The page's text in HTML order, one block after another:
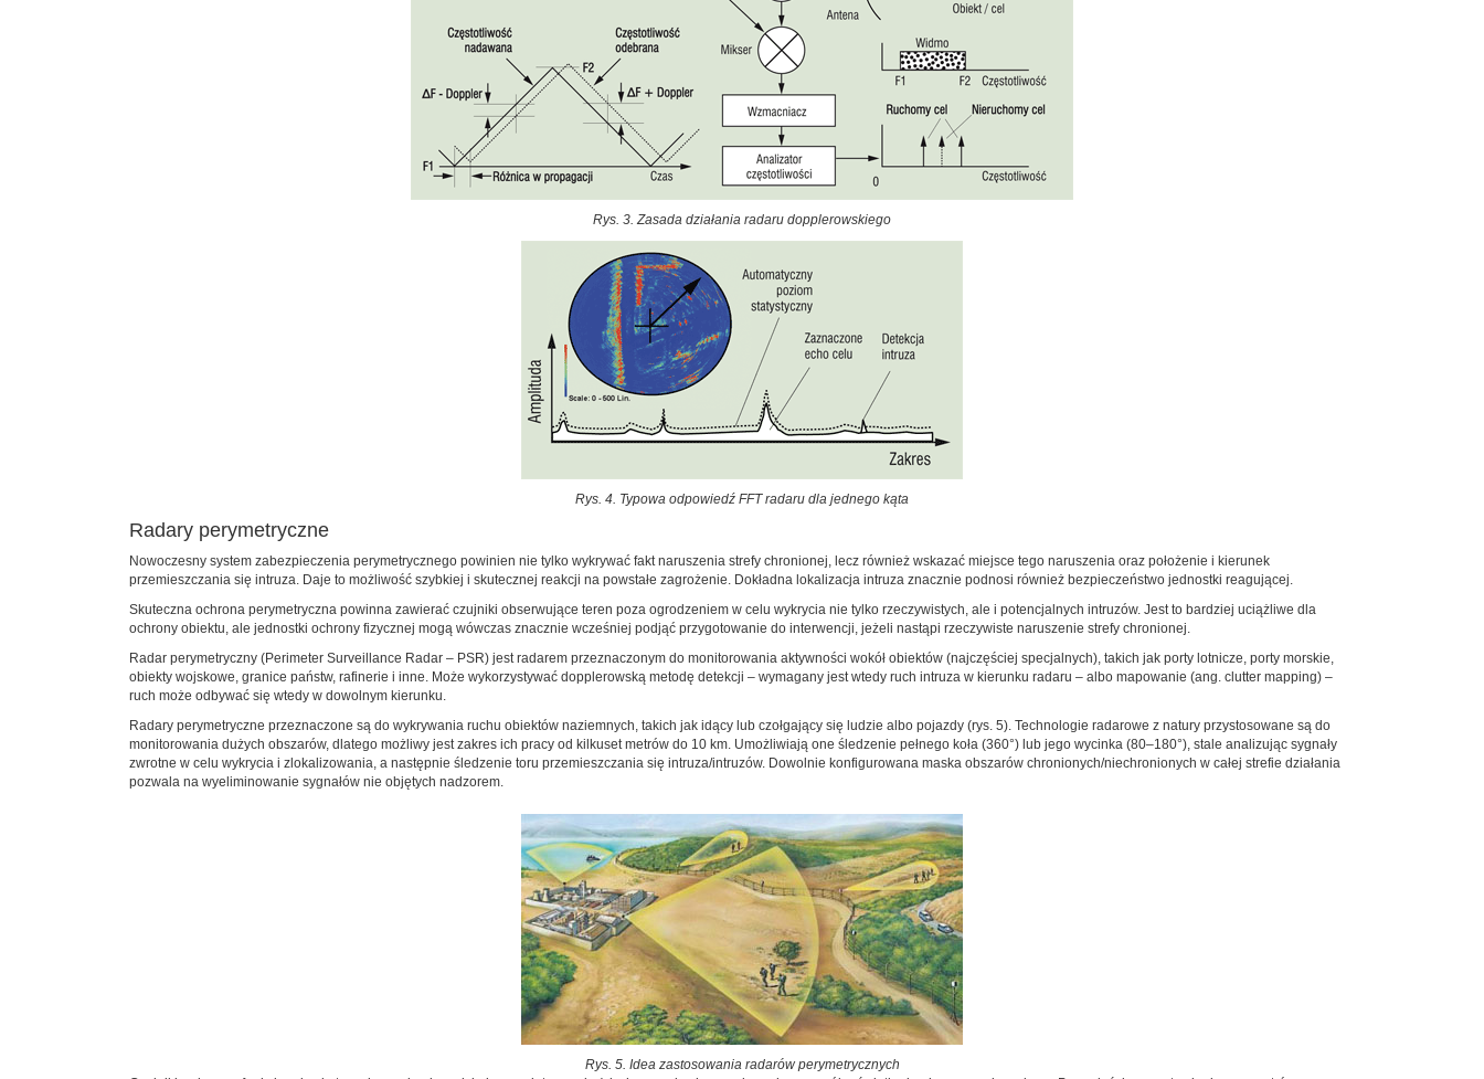
Rys. 3. Zasada działania radaru dopplerowskiego
Rys. 4. Typowa odpowiedź FFT radaru dla jednego kąta
Radary perymetryczne
Nowoczesny system zabezpieczenia perymetrycznego powinien nie tylko wykrywać fakt naruszenia strefy chronionej, lecz również wskazać miejsce tego naruszenia oraz położenie i kierunek
przemieszczania się intruza. Daje to możliwość szybkiej i skutecznej reakcji na powstałe zagrożenie. Dokładna lokalizacja intruza znacznie podnosi również bezpieczeństwo jednostki reagującej.
Skuteczna ochrona perymetryczna powinna zawierać czujniki obserwujące teren poza ogrodzeniem w celu wykrycia nie tylko rzeczywistych, ale i potencjalnych intruzów. Jest to bardziej uciążliwe dla
ochrony obiektu, ale jednostki ochrony fizycznej mogą wówczas znacznie wcześniej podjąć przygotowanie do interwencji, jeżeli nastąpi rzeczywiste naruszenie strefy chronionej.
Radar perymetryczny (Perimeter Surveillance Radar – PSR) jest radarem przeznaczonym do monitorowania aktywności wokół obiektów (najczęściej specjalnych), takich jak porty lotnicze, porty morskie,
obiekty wojskowe, granice państw, rafinerie i inne. Może wykorzystywać dopplerowską metodę detekcji – wymagany jest wtedy ruch intruza w kierunku radaru – albo mapowanie (ang. clutter mapping) –
ruch może odbywać się wtedy w dowolnym kierunku.
Radary perymetryczne przeznaczone są do wykrywania ruchu obiektów naziemnych, takich jak idący lub czołgający się ludzie albo pojazdy (rys. 5). Technologie radarowe z natury przystosowane są do
monitorowania dużych obszarów, dlatego możliwy jest zakres ich pracy od kilkuset metrów do 10 km. Umożliwiają one śledzenie pełnego koła (360°) lub jego wycinka (80–180°), stale analizując sygnały
zwrotne w celu wykrycia i zlokalizowania, a następnie śledzenie toru przemieszczania się intruza/intruzów. Dowolnie konfigurowana maska obszarów chronionych/niechronionych w całej strefie działania
pozwala na wyeliminowanie sygnałów nie objętych nadzorem.
Rys. 5. Idea zastosowania radarów perymetrycznych